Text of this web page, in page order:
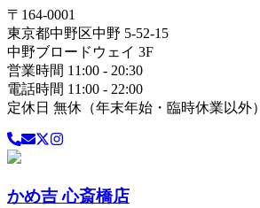
〒 164-0001
東京都中野区中野 5-52-15
中野ブロードウェイ 3F
営業時間 11:00 - 20:30
電話時間 11:00 - 22:00
定休日 無休（年末年始・臨時休業以外）
かめ吉 心斎橋店